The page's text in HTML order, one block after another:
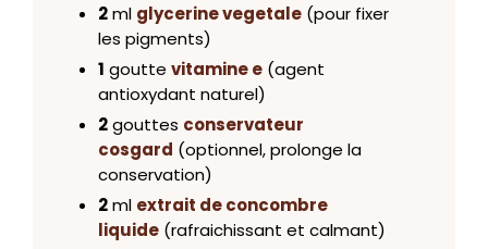
2ml glycerine vegetale (pour fixer
les pigments)
1 goutte vitamine e (agent
antioxydant naturel)
2gouttes conservateur
cosgard (optionnel, prolonge la
conservation)
2ml extrait de concombre
liquide (rafraichissant et calmant)